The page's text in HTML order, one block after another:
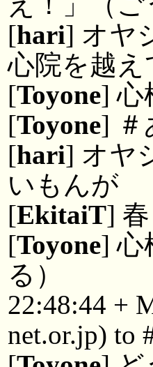
[hari] オヤ
心院を越
[Toyone] 心
[Toyone] ＃
[hari] オヤ
いもんが
[EkitaiT]
[Toyone] 心
る）
22:48:44 +
net.or.jp) to